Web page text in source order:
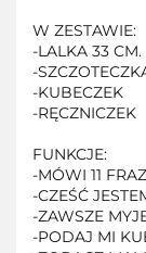
W ZESTAWIE:
-LALKA 33 CM.
-
-KUBECZEK
-RĘCZNICZEK
FUNKCJE:
-MÓWI 11
-CZEŚĆ
-ZAWSZE
-PODAJ MI